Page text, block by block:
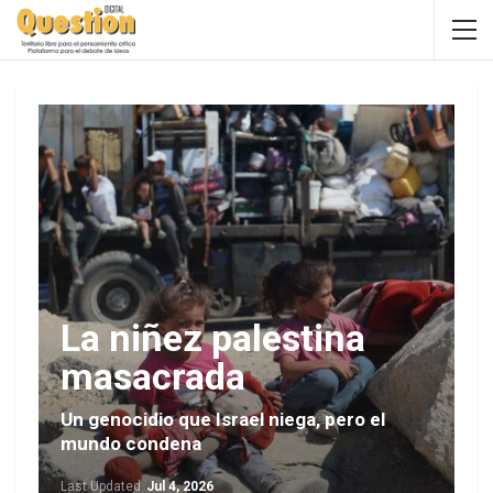
La niñez palestina
masacrada
Un genocidio que Israel niega, pero el
mundo condena
Last Updated Jul 4, 2026